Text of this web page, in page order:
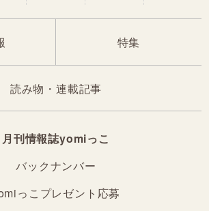
特集
読み物・連載記事
月刊情報誌yomiっこ
バックナンバー
っこプレゼント応募